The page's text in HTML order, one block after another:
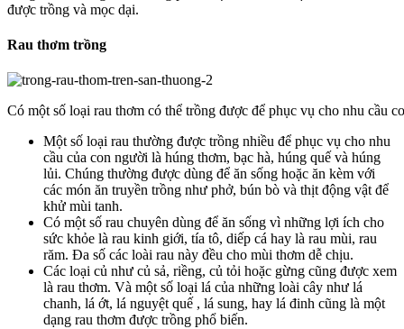
được trồng và mọc dại.
Rau thơm trồng
Có một số loại rau thơm có thể trồng được để phục vụ cho nhu cầu
Một số loại rau thường được trồng nhiều để phục vụ cho nhu
cầu của con người là húng thơm, bạc hà, húng quế và húng
lủi. Chúng thường được dùng để ăn sống hoặc ăn kèm với
các món ăn truyền trồng như phở, bún bò và thịt động vật để
khử mùi tanh.
Có một số rau chuyên dùng để ăn sống vì những lợi ích cho
sức khỏe là rau kinh giới, tía tô, diếp cá hay là rau mùi, rau
răm. Đa số các loài rau này đều cho mùi thơm dễ chịu.
Các loại củ như củ sả, riềng, củ tỏi hoặc gừng cũng được xem
là rau thơm. Và một số loại lá của những loài cây như lá
chanh, lá ớt, lá nguyệt quế , lá sung, hay lá đinh cũng là một
dạng rau thơm được trồng phổ biến.